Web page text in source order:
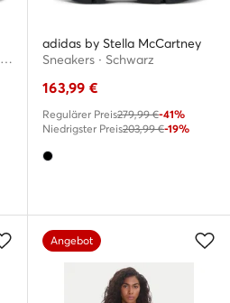
Pantoletten · Slide JS0265 · Schwarz
adidas by Stella McCartney
Sneakers · Schwarz
163,99 €
Regulärer Preis279,99 €-41%
Niedrigster Preis203,99 €-19%
Angebot